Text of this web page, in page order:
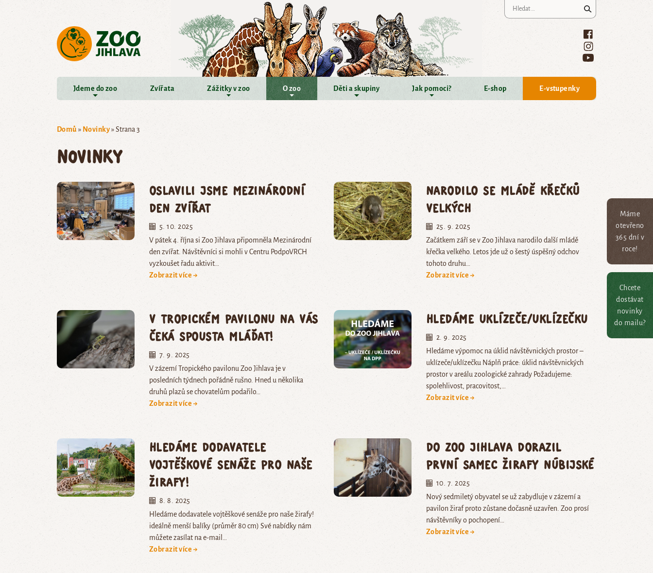
Máme
otevřeno
365 dní v
roce!
Chcete
dostávat
novinky
do mailu?
Jdeme do zoo Zvířata Zážitky v zoo O zoo Děti a skupiny Jak pomoci? E-shop E-vstupenky
Domů » Novinky»Strana 3
Novinky
Oslavili jsme Mezinárodní
den zvířat
5. 10. 2025
V pátek 4. října si Zoo Jihlava připomněla Mezinárodní
den zvířat. Návštěvníci si mohli v Centru PodpoVRCH
vyzkoušet řadu aktivit…
Zobrazit více →
Narodilo se mládě křečků
velkých
25. 9. 2025
Začátkem září se v Zoo Jihlava narodilo další mládě
křečka velkého. Letos jde už o šestý úspěšný odchov
tohoto druhu…
Zobrazit více →
V Tropickém pavilonu na vás
čeká spousta mláďat!
7. 9. 2025
V zázemí Tropického pavilonu Zoo Jihlava je v
posledních týdnech pořádně rušno. Hned u několika
druhů plazů se chovatelům podařilo…
Zobrazit více →
Hledáme UKLÍZEČE/UKLÍZEČKU
2. 9. 2025
Hledáme výpomoc na úklid návštěvnických prostor –
uklízeče/uklízečku Náplň práce: úklid návštěvnických
prostor v areálu zoologické zahrady Požadujeme:
spolehlivost, pracovitost,…
Zobrazit více →
Hledáme dodavatele
vojtěškové senáže pro naše
žirafy!
8. 8. 2025
Hledáme dodavatele vojtěškové senáže pro naše žirafy!
ideálně menší balíky (průměr 80 cm) Své nabídky nám
můžete zasílat na e-mail…
Zobrazit více →
Do Zoo Jihlava dorazil
první samec žirafy núbijské
10. 7. 2025
Nový sedmiletý obyvatel se už zabydluje v zázemí a
pavilon žiraf proto zůstane dočasně uzavřen. Zoo prosí
návštěvníky o pochopení…
Zobrazit více →